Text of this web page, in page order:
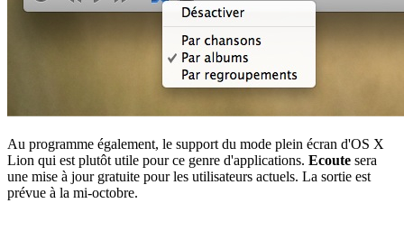
Au programme également, le support du mode plein écran d'OS X
Lion qui est plutôt utile pour ce genre d'applications. Ecoute sera
une mise à jour gratuite pour les utilisateurs actuels. La sortie est
prévue à la mi-octobre.